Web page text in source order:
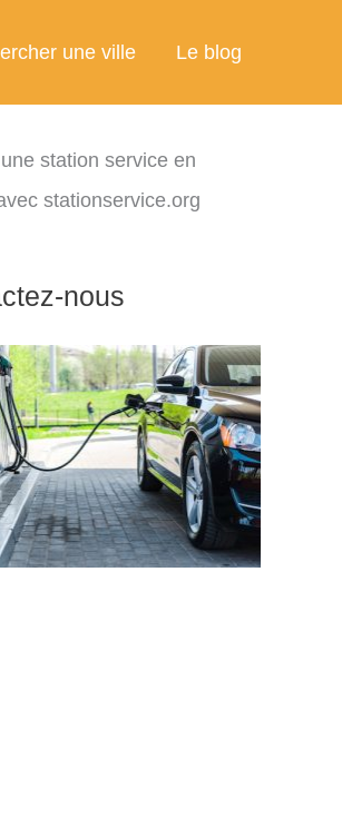
une ville Le blog
station service en
stationservice.org
nous